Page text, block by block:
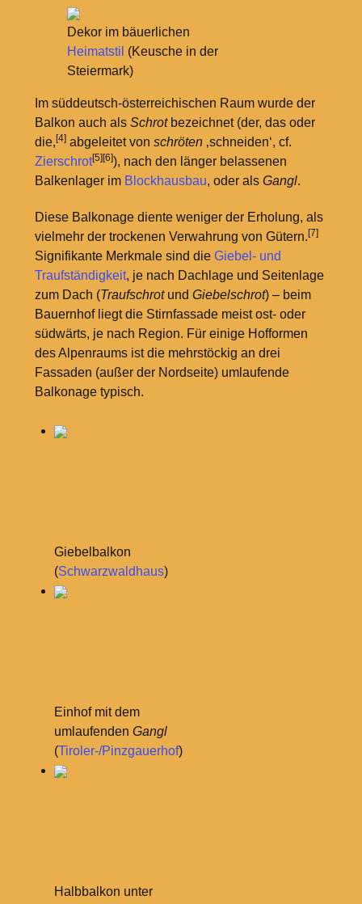
Dekor im bäuerlichen
Heimatstil (Keusche in der
Steiermark)
Im süddeutsch-österreichischen Raum wurde der
Balkon auch als Schrotbezeichnet (der, das oder
die, [4]abgeleitet von schröten‚schneiden‘, cf.
Zierschrot[5] [6]), nach den länger belassenen
Balkenlager im Blockhausbau, oder als Gangl.
Diese Balkonage diente weniger der Erholung, als
vielmehr der trockenen Verwahrung von Gütern.[7]
Signifikante Merkmale sind die Giebel- und
Traufständigkeit, je nach Dachlage und Seitenlage
zum Dach (Traufschrotund Giebelschrot) – beim
Bauernhof liegt die Stirnfassade meist ost- oder
südwärts, je nach Region. Für einige Hofformen
des Alpenraums ist die mehrstöckig an drei
Fassaden (außer der Nordseite) umlaufende
Balkonage typisch.
Giebelbalkon
(Schwarzwaldhaus)
Einhof mit dem
umlaufenden Gangl
(Tiroler-/Pinzgauerhof)
Halbbalkon unter